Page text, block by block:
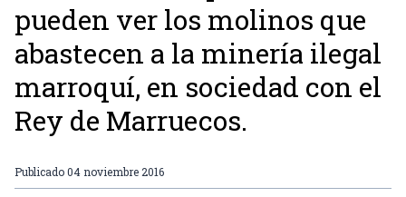
pueden ver los molinos que
abastecen a la minería ilegal
marroquí, en sociedad con el
Rey de Marruecos.
Publicado04 noviembre 2016